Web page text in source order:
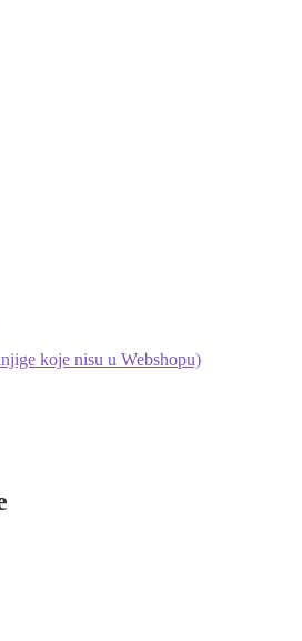
koje nisu u Webshopu)